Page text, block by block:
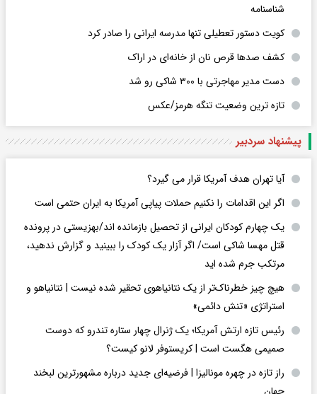
شناسنامه
کویت دستور تعطیلی تنها مدرسه ایرانی را صادر کرد
کشف صدها قرص نان از خانه‌ای در اراک
دست مدیر مهاجرتی با ۳۰۰ شاکی رو شد
تازه ترین وضعیت تنگه هرمز/عکس
پیشنهاد سردبیر
آیا تهران هدف آمریکا قرار می گیرد؟
اگر این اقدامات را نکنیم حملات پیاپی آمریکا به ایران حتمی است
یک چهارم کودکان ایرانی از تحصیل بازمانده اند/بهزیستی در پرونده
قتل مهسا شاکی است/ اگر آزار یک کودک را ببینید و گزارش ندهید،
مرتکب جرم شده اید
هیچ چیز خطرناک‌تر از یک نتانیاهوی تحقیر شده نیست | نتانیاهو و
استراتژی «تنش دائمی»
رئیس تازه ارتش آمریکا؛ یک ژنرال چهار ستاره تندرو که دوست
صمیمی هگست است | کریستوفر لانو کیست؟
راز تازه در چهره مونالیزا | فرضیه‌ای جدید درباره مشهورترین لبخند